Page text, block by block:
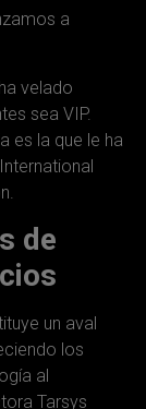
a
velado
sea VIP.
es la que le ha
de
un aval
los
al
Tarsys